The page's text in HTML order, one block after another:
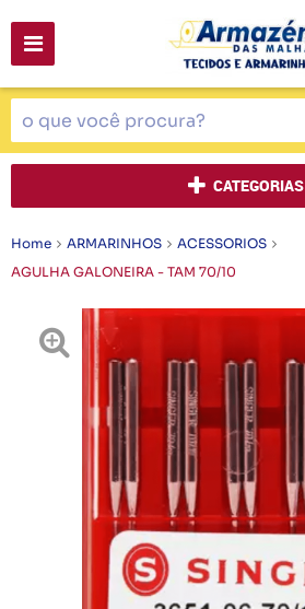
CATEGORIAS
Home ARMARINHOS
ACESSORIOS
AGULHA GALONEIRA - TAM 70/10